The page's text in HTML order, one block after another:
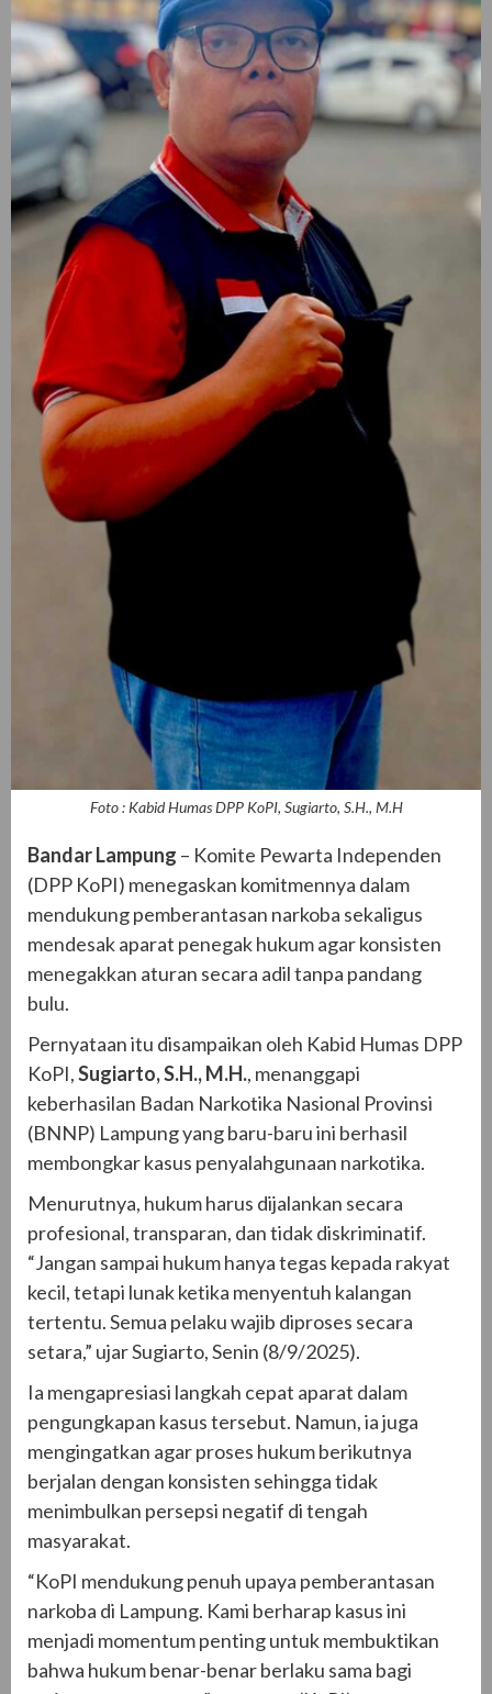
Foto : Kabid Humas DPP KoPI, Sugiarto, S.H., M.H
Bandar Lampung – Komite Pewarta Independen
(DPP KoPI) menegaskan komitmennya dalam
mendukung pemberantasan narkoba sekaligus
mendesak aparat penegak hukum agar konsisten
menegakkan aturan secara adil tanpa pandang
bulu.
Pernyataan itu disampaikan oleh Kabid Humas DPP
KoPI,Sugiarto, S.H., M.H., menanggapi
keberhasilan Badan Narkotika Nasional Provinsi
(BNNP) Lampung yang baru-baru ini berhasil
membongkar kasus penyalahgunaan narkotika.
Menurutnya, hukum harus dijalankan secara
profesional, transparan, dan tidak diskriminatif.
“Jangan sampai hukum hanya tegas kepada rakyat
kecil, tetapi lunak ketika menyentuh kalangan
tertentu. Semua pelaku wajib diproses secara
setara,” ujar Sugiarto, Senin (8/9/2025).
Ia mengapresiasi langkah cepat aparat dalam
pengungkapan kasus tersebut. Namun, ia juga
mengingatkan agar proses hukum berikutnya
berjalan dengan konsisten sehingga tidak
menimbulkan persepsi negatif di tengah
masyarakat.
“KoPI mendukung penuh upaya pemberantasan
narkoba di Lampung. Kami berharap kasus ini
menjadi momentum penting untuk membuktikan
bahwa hukum benar-benar berlaku sama bagi